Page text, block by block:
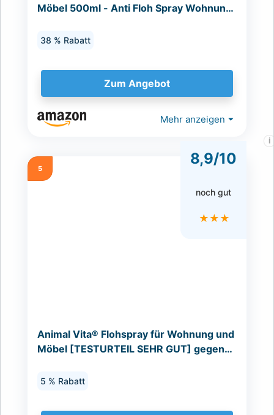
Möbel 500ml - Anti Floh Spray Wohnung
38 % Rabatt
Zum Angebot
Mehr anzeigen ⏷
5
8,9/10
i
noch gut
★★★
Animal Vita® Flohspray für Wohnung und
Möbel [TESTURTEIL SEHR GUT] gegen
5 % Rabatt